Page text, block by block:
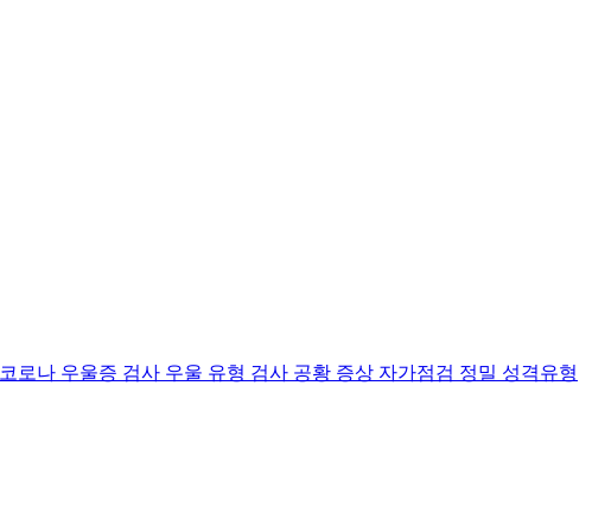
코로나 우울증 검사 우울 유형 검사 공황 증상 자가점검 정밀 성격유형